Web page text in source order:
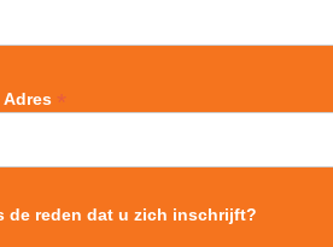
Adres *
de reden dat u zich inschrijft?